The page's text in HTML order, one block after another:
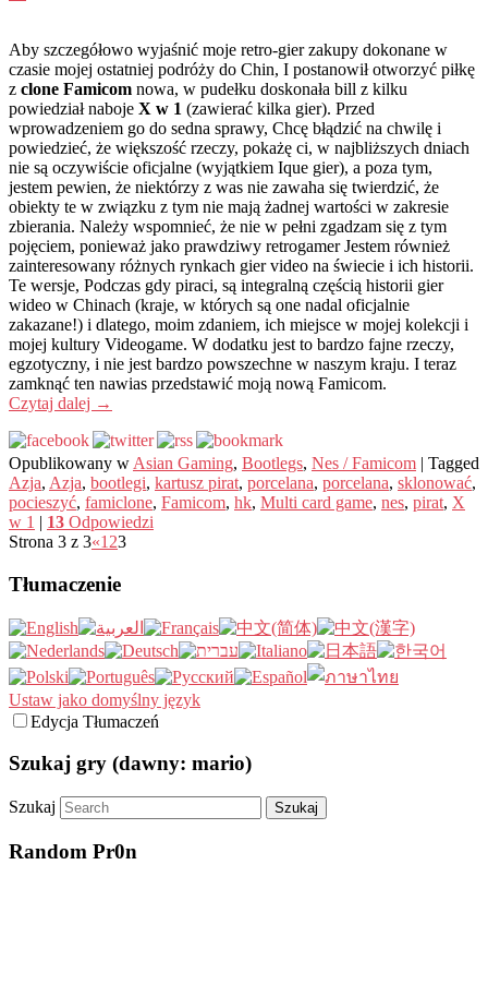
Aby szczegółowo wyjaśnić moje retro-gier zakupy dokonane w
czasie mojej ostatniej podróży do Chin, I postanowił otworzyć piłkę
z clone Famicom nowa, w pudełku doskonała bill z kilku
powiedział naboje X w 1 (zawierać kilka gier). Przed
wprowadzeniem go do sedna sprawy, Chcę błądzić na chwilę i
powiedzieć, że większość rzeczy, pokażę ci, w najbliższych dniach
nie są oczywiście oficjalne (wyjątkiem Ique gier), a poza tym,
jestem pewien, że niektórzy z was nie zawaha się twierdzić, że
obiekty te w związku z tym nie mają żadnej wartości w zakresie
zbierania. Należy wspomnieć, że nie w pełni zgadzam się z tym
pojęciem, ponieważ jako prawdziwy retrogamer Jestem również
zainteresowany różnych rynkach gier video na świecie i ich historii.
Te wersje, Podczas gdy piraci, są integralną częścią historii gier
wideo w Chinach (kraje, w których są one nadal oficjalnie
zakazane!) i dlatego, moim zdaniem, ich miejsce w mojej kolekcji i
mojej kultury Videogame. W dodatku jest to bardzo fajne rzeczy,
egzotyczny, i nie jest bardzo powszechne w naszym kraju. I teraz
zamknąć ten nawias przedstawić moją nową Famicom.
Czytaj dalej →
Opublikowany w Asian Gaming, Bootlegs, Nes / Famicom | Tagged
Azja, Azja, bootlegi, kartusz pirat, porcelana, porcelana, sklonować,
pocieszyć, famiclone, Famicom, hk, Multi card game, nes, pirat, X
w 1 | 13 Odpowiedzi
Strona 3 z 3«1 23
Tłumaczenie
Ustaw jako domyślny język
Edycja Tłumaczeń
Szukaj gry (dawny: mario)
Szukaj
Random Pr0n